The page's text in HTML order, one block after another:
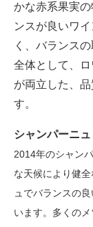
かな赤系果実
ンスが良いワ
く、バランス
全体として、
が両立した、
す。
シャンパーニュ
2014年のシャン
な天候により健
ュでバランスの
います。多くの